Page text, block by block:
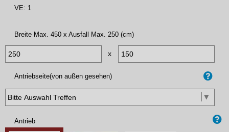
VE: 1
Breite Max. 450 x Ausfall Max. 250 (cm)
x
Antriebseite(von außen gesehen)
Antrieb